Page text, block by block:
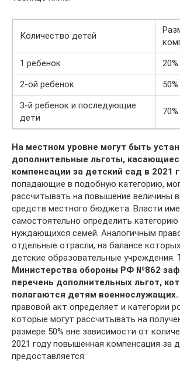
Количество детей
1 ребенок
20%
2-ой ребенок
50%
3-й ребенок и последующие
дети
70%
На местном уровне могут быть
дополнительные льготы,
компенсации за детский сад в 2021
попадающие в подобную категорию,
рассчитывать на повышение величины
средств местного бюджета. Власти
самостоятельно определить категорию
нуждающихся семей. Аналогичным
отдельные отрасли, на балансе
детские образовательные учреждения.
Министерства обороны РФ №862
перечень дополнительных льгот,
полагаются детям военнослужащих.
правовой акт определяет и категории
которые могут рассчитывать на
размере 50% вне зависимости от
2021 году повышенная компенсация за
предоставляется: